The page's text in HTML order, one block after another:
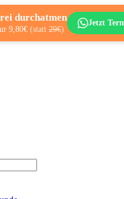
durchatmen
9,80€ (statt 29€)
Jetzt